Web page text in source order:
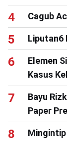
Cagub
Liputan6
Elemen
Kasus
Bayu
Paper